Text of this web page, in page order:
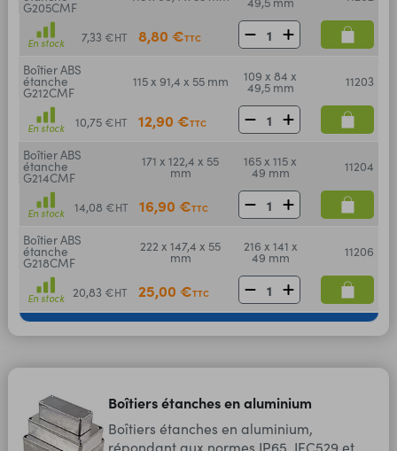
G205CMF
En stock 7,33 €HT 8,80 €TTC
Boîtier ABS
étanche
G212CMF
115 x 91,4 x 55 mm 109 x 84 x
49,5 mm 11203
En stock 10,75 €HT 12,90 €TTC
Boîtier ABS
étanche
G214CMF
171 x 122,4 x 55
mm
165 x 115 x
49 mm 11204
En stock 14,08 €HT 16,90 €TTC
Boîtier ABS
étanche
G218CMF
222 x 147,4 x 55
mm
216 x 141 x
49 mm 11206
En stock 20,83 €HT 25,00 €TTC
Boîtiers étanches en aluminium
Boîtiers étanches en aluminium,
répondant aux normes IP65, IEC529 et